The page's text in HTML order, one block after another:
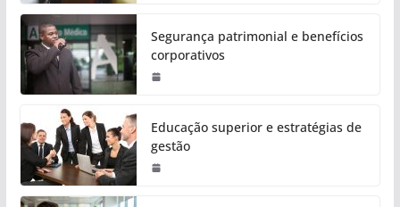
Segurança patrimonial e benefícios
corporativos
Educação superior e estratégias de
gestão